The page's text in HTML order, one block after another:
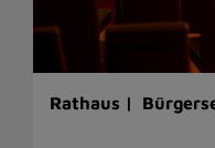
Rathaus |